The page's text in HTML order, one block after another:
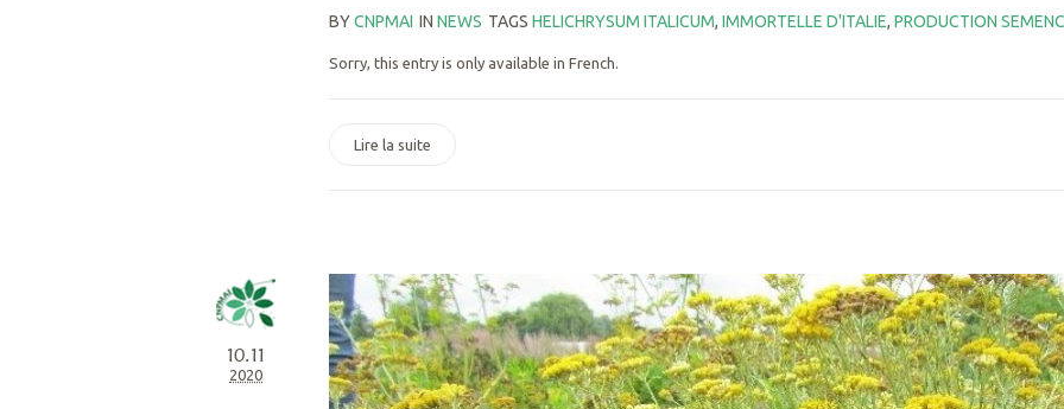
BYCNPMAI IN NEWS TAGS HELICHRYSUM ITALICUM, IMMORTELLE D'ITALIE, PRODUCTION
Sorry, this entry is only available in French.
Lire la suite
10.11
2020